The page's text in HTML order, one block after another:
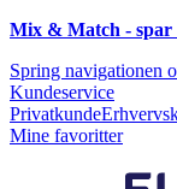
Mix & Match - spar
Spring navigationen
Kundeservice
Privatkunde
Mine favoritter